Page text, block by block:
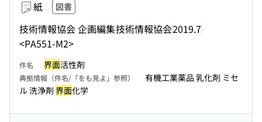
紙 図書
技術情報協会 企画編集技術情報協会2019.7
<PA551-M2>
件名 界面活性剤
典拠情報（件名/「をも見よ」参照）
有機工業薬品 乳化剤 ミセ
ル 洗浄剤 界面化学